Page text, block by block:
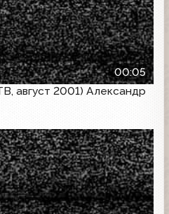
00:05
август 2001) Александр